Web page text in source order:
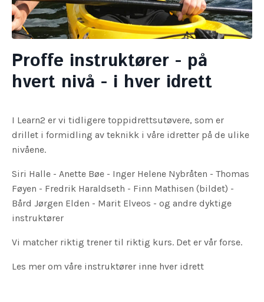
Proffe instruktører - på
hvert nivå - i hver idrett
I Learn2 er vi tidligere toppidrettsutøvere, som er
drillet i formidling av teknikk i våre idretter på de ulike
nivåene.
Siri Halle - Anette Bøe - Inger Helene Nybråten - Thomas
Føyen - Fredrik Haraldseth - Finn Mathisen (bildet) -
Bård Jørgen Elden - Marit Elveos - og andre dyktige
instruktører
Vi matcher riktig trener til riktig kurs. Det er vår forse.
Les mer om våre instruktører inne hver idrett